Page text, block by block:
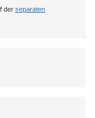
der separaten